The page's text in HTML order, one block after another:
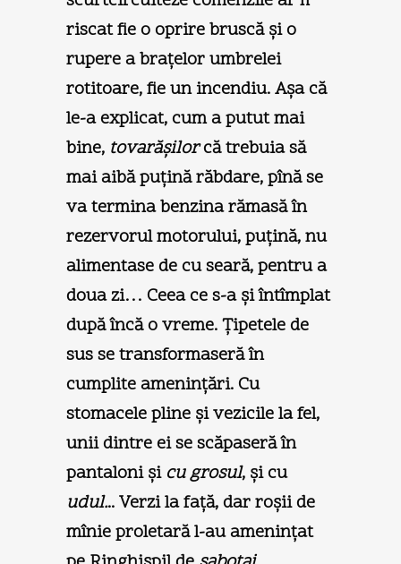
riscat fie o oprire bruscă şi o
rupere a braţelor umbrelei
rotitoare, fie un incendiu. Aşa că
le-a explicat, cum a putut mai
bine, tovarăşilorcă trebuia să
mai aibă puţină răbdare, pînă se
va termina benzina rămasă în
rezervorul motorului, puţină, nu
alimentase de cu seară, pentru a
doua zi… Ceea ce s-a şi întîmplat
după încă o vreme. Ţipetele de
sus se transformaseră în
cumplite ameninţări. Cu
stomacele pline şi vezicile la fel,
unii dintre ei se scăpaseră în
pantaloni şi cu grosul, şi cu
udul... Verzi la faţă, dar roşii de
mînie proletară l-au ameninţat